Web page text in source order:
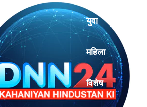
युवा
महिला
विशेष